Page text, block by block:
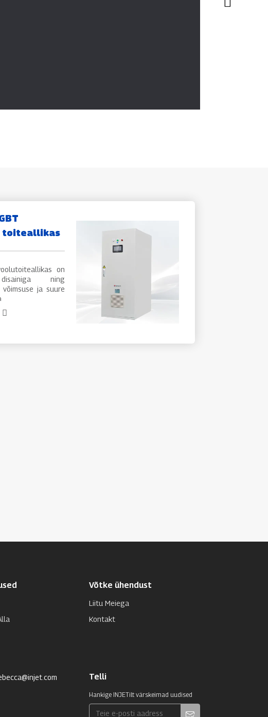
toiteallikas
on
ning
ja suure
juhtiva
mooduliga
Võtke ühendust
Liitu Meiega
Kontakt
Telli
Hankige INJETilt värskeimad uudised